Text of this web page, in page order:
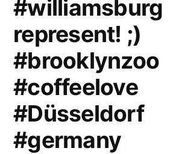
#williamsburg
represent! ;)
#brooklynzoo
#coffeelove
#Düsseldorf
#germany